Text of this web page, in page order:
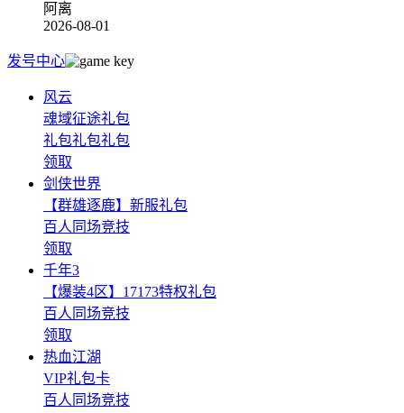
阿离
2026-08-01
发号中心
风云
魂域征途礼包
礼包礼包礼包
领取
剑侠世界
【群雄逐鹿】新服礼包
百人同场竞技
领取
千年3
【爆装4区】17173特权礼包
百人同场竞技
领取
热血江湖
VIP礼包卡
百人同场竞技